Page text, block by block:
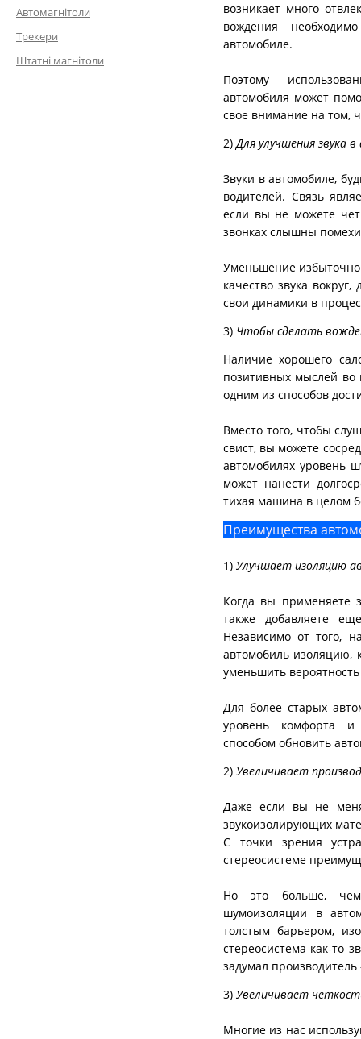
Автомагнітоли
Трекери
Штатні магнітоли
возникает много
вождения
автомобиле.
Поэтому
автомобиля может
свое внимание на том,
2)Для улучшения звука
Звуки в автомобиле,
водителей. Связь
если вы не можете
звонках слышны
Уменьшение
качество звука
свои динамики в
3) Чтобы сделать
Наличие хорошего
позитивных мыслей во
одним из способов
Вместо того, чтобы
свист, вы можете
автомобилях уровень
может нанести
тихая машина в целом
Преимущества
1) Улучшает изоляцию
Когда вы применяете
также добавляете
Независимо от того,
автомобиль изоляцию,
уменьшить
Для более старых
уровень комфорта и
способом обновить
2) Увеличивает
Даже если вы не
звукоизолирующих
С точки зрения
стереосистеме
Но это больше, чем
шумоизоляции в
толстым барьером,
стереосистема как-то
задумал
3) Увеличивает
Многие из нас